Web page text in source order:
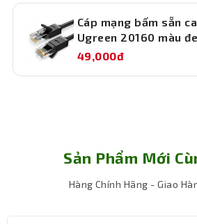
Cáp mạng bấm sẵn
Ugreen 20160 màu
49,000đ
Sản Phẩm Mới
Hàng Chính Hãng - Giao